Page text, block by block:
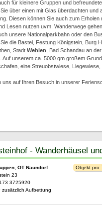
für kleinere Gruppen und
über einen mit Glas überdachten und
Diesen können Sie auch zum Erholen
Lesen nutzen uvm. Wanderwege
unsere Nationalparkbahn oder den
die Bastei, Festung Königstein, Burg
Stadt Wehlen , Bad Schandau an
Auf unserem ca. 5000 qm großem
eine Streuobstwiese,
uns auf Ihren Besuch in unserer
- Wanderhäusel
OT Naundorf
23
3725920
zusätzlich Aufbettung
Objekt pro